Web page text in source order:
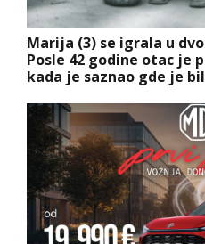
Marija (3) se igrala u
Posle 42 godine otac je
kada je saznao gde je